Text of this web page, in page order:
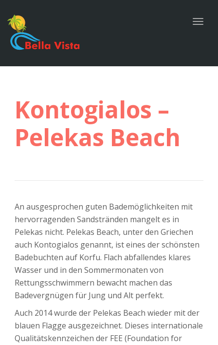
Kontogialos –
Pelekas Beach
An ausgesprochen guten Bademöglichkeiten mit
hervorragenden Sandstränden mangelt es in
Pelekas nicht. Pelekas Beach, unter den Griechen
auch Kontogialos genannt, ist eines der schönsten
Badebuchten auf Korfu. Flach abfallendes klares
Wasser und in den Sommermonaten von
Rettungsschwimmern bewacht machen das
Badevergnügen für Jung und Alt perfekt.
Auch 2014 wurde der Pelekas Beach wieder mit der
blauen Flagge ausgezeichnet. Dieses internationale
Qualitätskennzeichen der FEE (Foundation for